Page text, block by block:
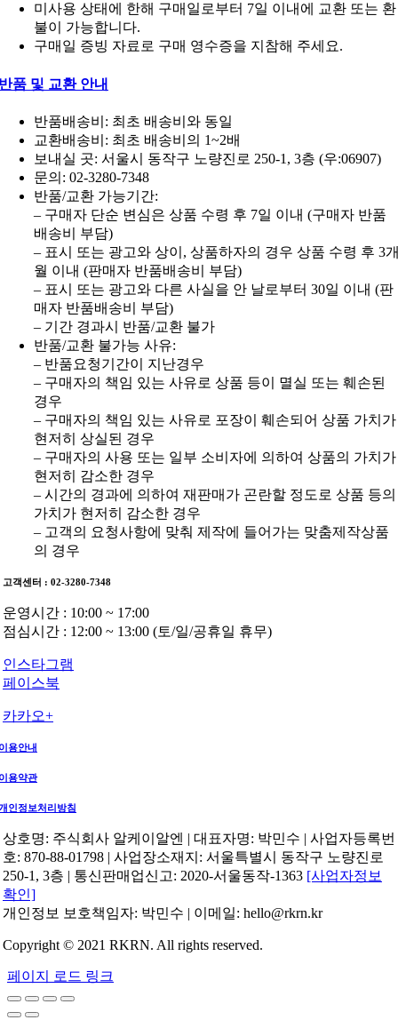
미사용 상태에 한해 구매일로부터 7일 이내에 교환 또는 환
불이 가능합니다.
구매일 증빙 자료로 구매 영수증을 지참해 주세요.
품 및 교환 안내
반품배송비: 최초 배송비와 동일
교환배송비: 최초 배송비의 1~2배
보내실 곳: 서울시 동작구 노량진로 250-1, 3층 (우:06907)
문의: 02-3280-7348
반품/교환 가능기간:
– 구매자 단순 변심은 상품 수령 후 7일 이내 (구매자 반품
배송비 부담)
– 표시 또는 광고와 상이, 상품하자의 경우 상품 수령 후 3
월 이내 (판매자 반품배송비 부담)
– 표시 또는 광고와 다른 사실을 안 날로부터 30일 이내 (판
매자 반품배송비 부담)
– 기간 경과시 반품/교환 불가
반품/교환 불가능 사유:
– 반품요청기간이 지난경우
– 구매자의 책임 있는 사유로 상품 등이 멸실 또는 훼손된
경우
– 구매자의 책임 있는 사유로 포장이 훼손되어 상품 가치가
현저히 상실된 경우
– 구매자의 사용 또는 일부 소비자에 의하여 상품의 가치가
현저히 감소한 경우
– 시간의 경과에 의하여 재판매가 곤란할 정도로 상품 등의
가치가 현저히 감소한 경우
– 고객의 요청사항에 맞춰 제작에 들어가는 맞춤제작상품
의 경우
고객센터 : 02-3280-7348
운영시간 : 10:00 ~ 17:00
점심시간 : 12:00 ~ 13:00 (토/일/공휴일 휴무)
인스타그램
페이스북
카카오+
용안내
용약관
인정보처리방침
상호명: 주식회사 알케이알엔 | 대표자명: 박민수 | 사업자등록번
호: 870-88-01798 | 사업장소재지: 서울특별시 동작구 노량진로
250-1, 3층 | 통신판매업신고: 2020-서울동작-1363 [사업자정보
확인]
개인정보 보호책임자: 박민수 | 이메일: hello@rkrn.kr
Copyright © 2021 RKRN. All rights reserved.
페이지 로드 링크